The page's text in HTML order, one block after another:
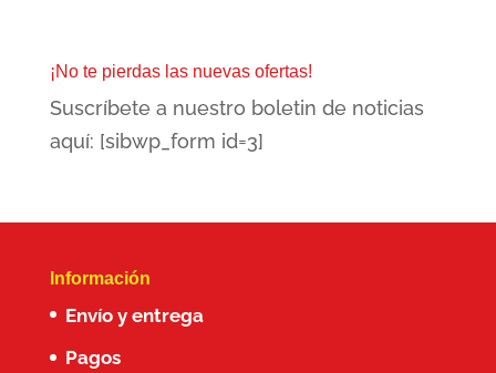
hasta
99,00€
¡No te pierdas las nuevas ofertas!
Suscríbete a nuestro boletin de noticias
aquí: [sibwp_form id=3]
Información
Envío y entrega
Pagos